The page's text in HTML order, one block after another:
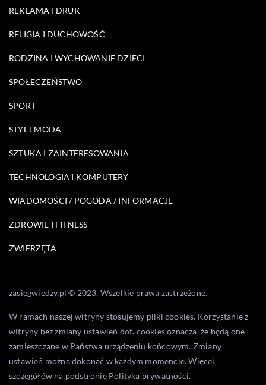
REKLAMA I DRUK
RELIGIA I DUCHOWOŚĆ
RODZINA I WYCHOWANIE DZIECI
SPOŁECZEŃSTWO
SPORT
STYL I MODA
SZTUKA I ZAINTERESOWANIA
TECHNOLOGIA I KOMPUTERY
WIADOMOŚCI / POGODA / INFORMACJE
ZDROWIE I FITNESS
ZWIERZĘTA
zasiegwiedzy.pl © 2023. Wszelkie prawa zastrzeżone.
W ramach naszej witryny stosujemy pliki cookies. Korzystanie z
witryny bez zmiany ustawień dot. cookies oznacza, że będą one
zamieszczane w Państwa urządzeniu końcowym. Zmiany
ustawień można dokonać w każdym momencie. Więcej
szczegółów na podstronie Polityka prywatności.